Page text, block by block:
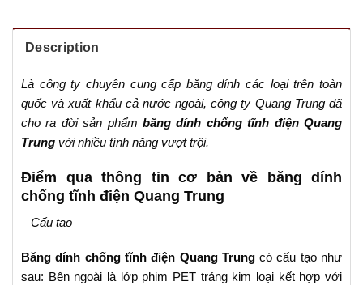
Description
Là công ty chuyên cung cấp băng dính các loại trên toàn
quốc và xuất khẩu cả nước ngoài, công ty Quang Trung đã
cho ra đời sản phẩm băng dính chống tĩnh điện Quang
Trung với nhiều tính năng vượt trội.
Điểm qua thông tin cơ bản về băng dính
chống tĩnh điện Quang Trung
– Cấu tạo
Băng dính chống tĩnh điện Quang Trungcó cấu tạo như
sau: Bên ngoài là lớp phim PET tráng kim loại kết hợp với